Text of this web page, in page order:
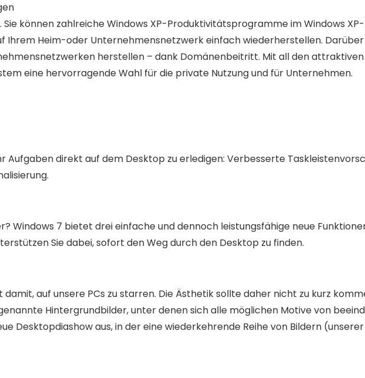
können zahlreiche Windows XP-Produktivitätsprogramme im Windows
Heim-oder Unternehmensnetzwerk einfach wiederherstellen. Darüber
herstellen – dank Domänenbeitritt. Mit all den
eine hervorragende Wahl für die private Nutzung und für Unternehmen.
Aufgaben direkt auf dem Desktop zu erledigen: Verbesserte
Windows 7 bietet drei einfache und dennoch leistungsfähige neue
Sie dabei, sofort den Weg durch den Desktop zu finden.
auf unsere PCs zu starren. Die Ästhetik sollte daher nicht zu kurz
Hintergrundbilder, unter denen sich alle möglichen Motive von
Desktopdiashow aus, in der eine wiederkehrende Reihe von Bildern